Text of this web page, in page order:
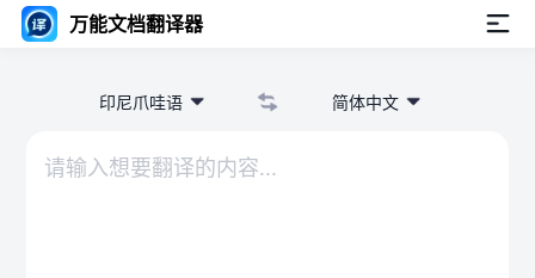
万能文档翻译器
印尼爪哇语 简体中文